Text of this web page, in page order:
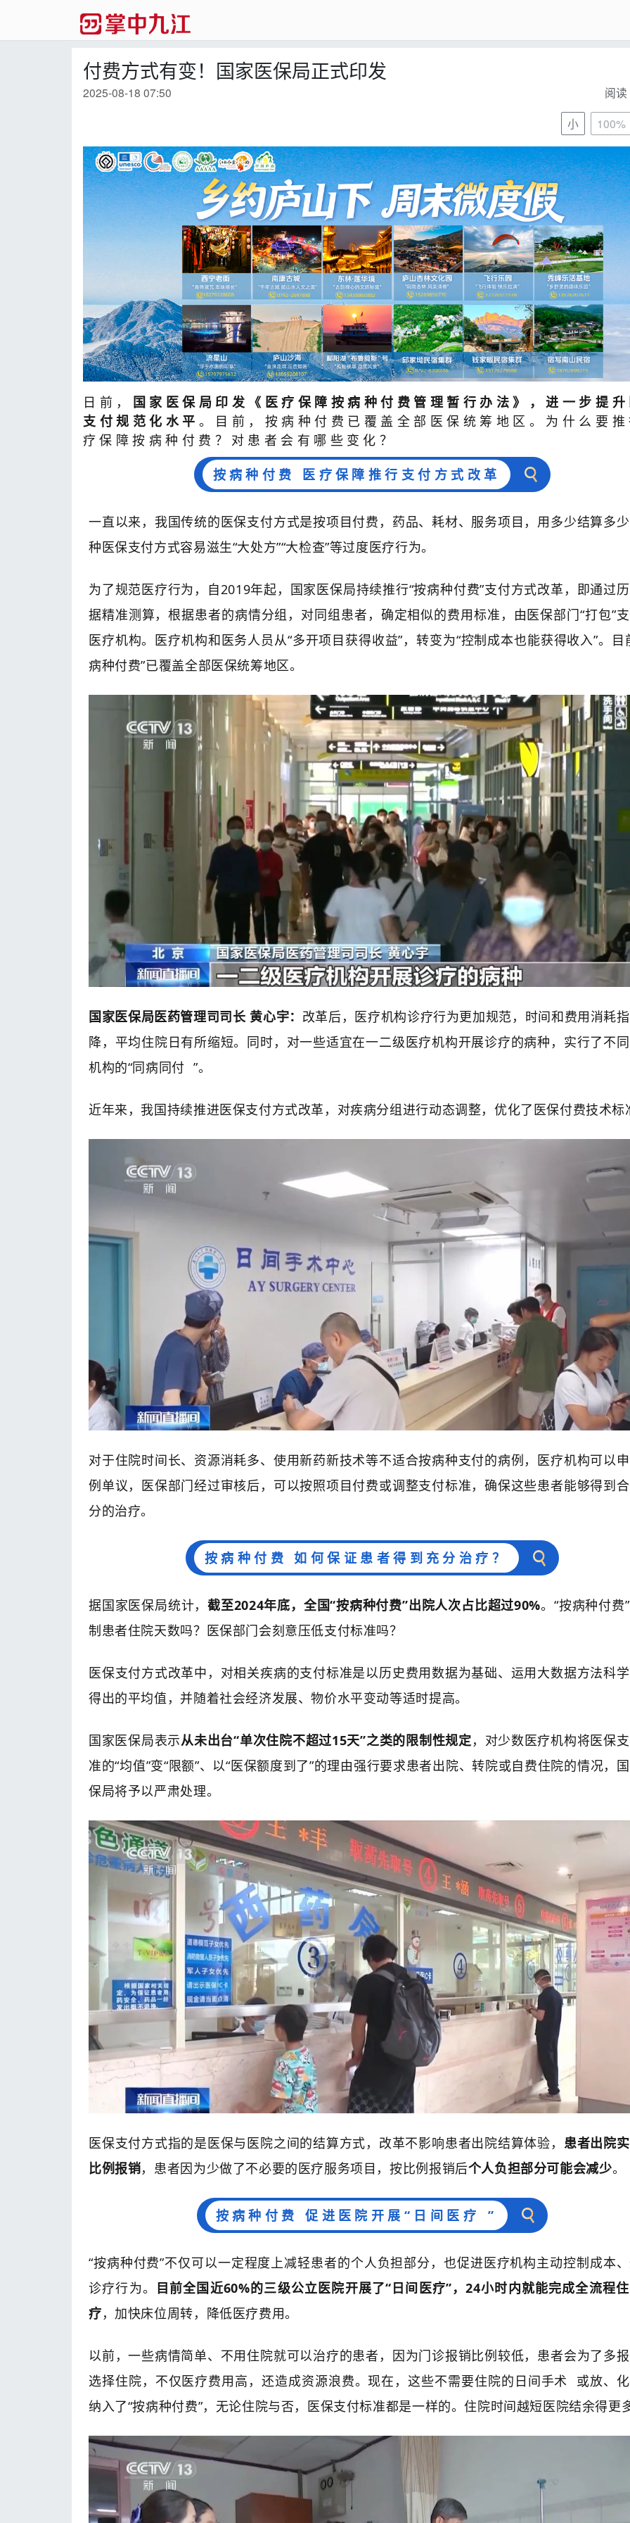
付费方式有变！国家医保局正式印发
2025-08-18 07:50
阅
小
100%
日前， 国家医保局印发《医疗保障按病种付费管理暂行办法》，进一步提
支付规范化水平 。目前，按病种付费已覆盖全部医保统筹地区。为什么要
疗保障按病种付费？对患者会有哪些变化？
按病种付费 医疗保障推行支付方式改革
一直以来，我国传统的医保支付方式是按项目付费，药品、耗材、服务项目，用多少结算多
种医保支付方式容易滋生“大处方”“大检查”等过度医疗行为。
为了规范医疗行为，自2019年起，国家医保局持续推行“按病种付费”支付方式改革，即通过
据精准测算，根据患者的病情分组，对同组患者，确定相似的费用标准，由医保部门“打包”
医疗机构。医疗机构和医务人员从“多开项目获得收益”，转变为“控制成本也能获得收入”。目
病种付费”已覆盖全部医保统筹地区。
国家医保局医药管理司司长 黄心宇： 改革后，医疗机构诊疗行为更加规范，时间和费用消耗
降，平均住院日有所缩短。同时，对一些适宜在一二级医疗机构开展诊疗的病种，实行了不
机构的“同病同付 ”。
近年来，我国持续推进医保支付方式改革，对疾病分组进行动态调整，优化了医保付费技术标
对于住院时间长、资源消耗多、使用新药新技术等不适合按病种支付的病例，医疗机构可以
例单议，医保部门经过审核后，可以按照项目付费或调整支付标准，确保这些患者能够得到
分的治疗。
按病种付费 如何保证患者得到充分治疗？
据国家医保局统计，截至2024年底，全国“按病种付费”出院人次占比超过90%。“按病种付费
制患者住院天数吗？医保部门会刻意压低支付标准吗？
医保支付方式改革中，对相关疾病的支付标准是以历史费用数据为基础、运用大数据方法科
得出的平均值，并随着社会经济发展、物价水平变动等适时提高。
国家医保局表示从未出台“单次住院不超过15天”之类的限制性规定，对少数医疗机构将医保
准的“均值”变“限额”、以“医保额度到了”的理由强行要求患者出院、转院或自费住院的情况，
保局将予以严肃处理。
医保支付方式指的是医保与医院之间的结算方式，改革不影响患者出院结算体验， 患者出院
比例报销，患者因为少做了不必要的医疗服务项目，按比例报销后个人负担部分可能会减少。
按病种付费 促进医院开展“ 日间医疗 ”
“按病种付费”不仅可以一定程度上减轻患者的个人负担部分，也促进医疗机构主动控制成本
诊疗行为。 目前全国近60%的三级公立医院开展了“日间医疗”，24小时内就能完成全流程
疗，加快床位周转，降低医疗费用。
以前，一些病情简单、不用住院就可以治疗的患者，因为门诊报销比例较低，患者会为了多
选择住院，不仅医疗费用高，还造成资源浪费。现在，这些不需要住院的 日间手术
或放、
纳入了“按病种付费”，无论住院与否，医保支付标准都是一样的。住院时间越短医院结余得更